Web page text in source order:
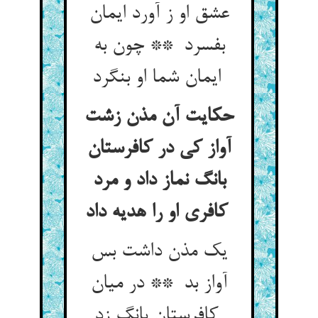
عشق او ز آورد ایمان
بفسرد ** چون به
ایمان شما او بنگرد
حکایت آن مذن زشت
آواز کی در کافرستان
بانگ نماز داد و مرد
کافری او را هدیه داد
یک مذن داشت بس
آواز بد ** در میان